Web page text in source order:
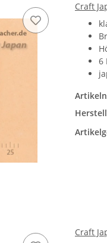
Craft
6
Craft